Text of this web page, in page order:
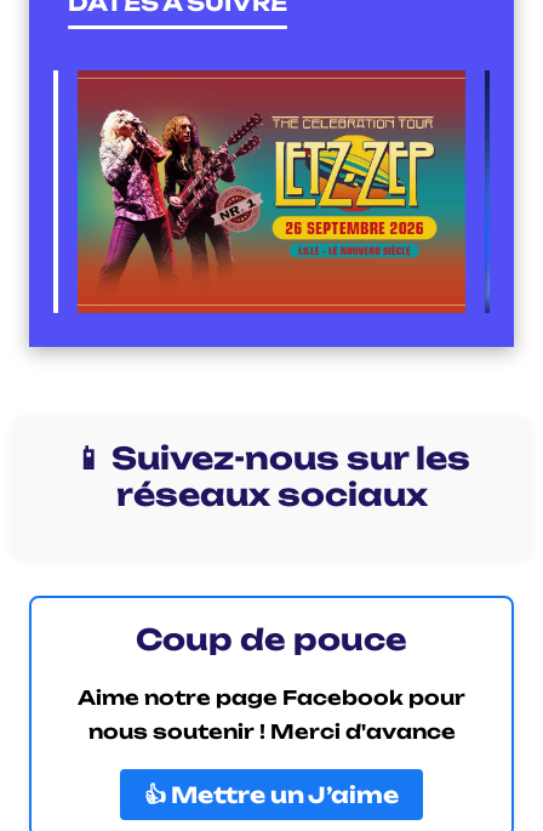
📱 Suivez-nous sur les
réseaux sociaux
Coup de pouce
Aime notre page Facebook pour
nous soutenir ! Merci d'avance
👍 Mettre un J’aime